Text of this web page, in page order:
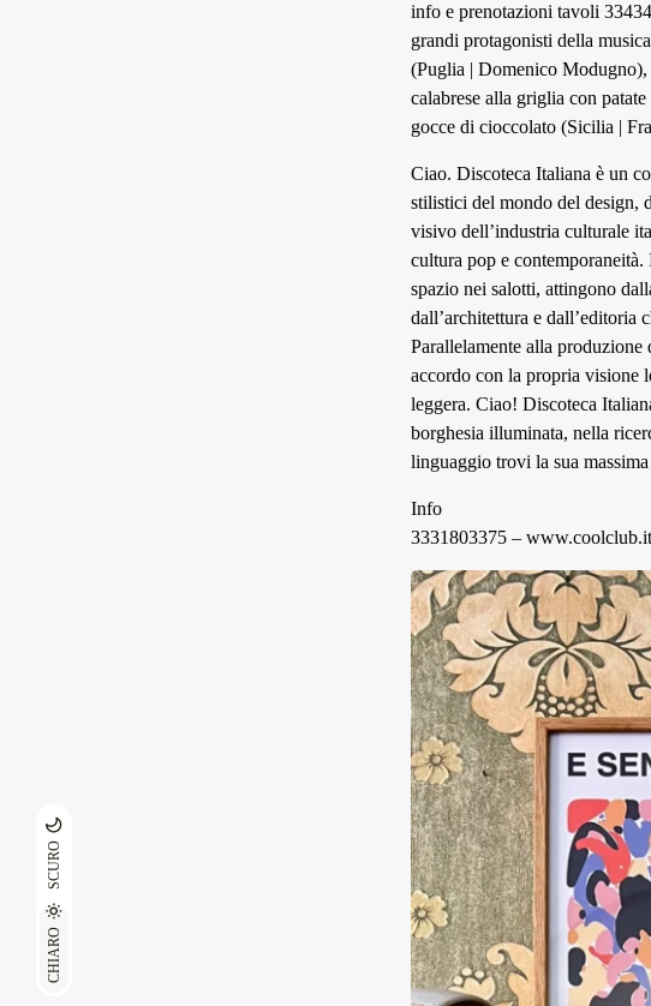
CHIARO
SCURO
info e prenotazioni tavoli
grandi protagonisti della
(Puglia | Domenico
calabrese alla griglia con
gocce di cioccolato (Sicilia |
Ciao. Discoteca Italiana è un
stilistici del mondo del design,
visivo dell’industria culturale
cultura pop e
spazio nei salotti, attingono
dall’architettura e dall’editoria
Parallelamente alla
accordo con la propria visione
leggera. Ciao! Discoteca
borghesia illuminata, nella
linguaggio trovi la sua
Info
3331803375 – www.coolclub.it